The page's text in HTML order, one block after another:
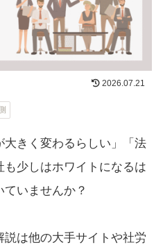
2026.07.21
大きく変わるらしい」「法
少しはホワイトになるは
いませんか？
は他の大手サイトや社労